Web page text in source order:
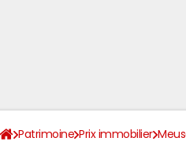
Patrimoine Prix immobilier